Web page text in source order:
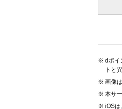
dポイ
トと
画像
本サ
iOSは